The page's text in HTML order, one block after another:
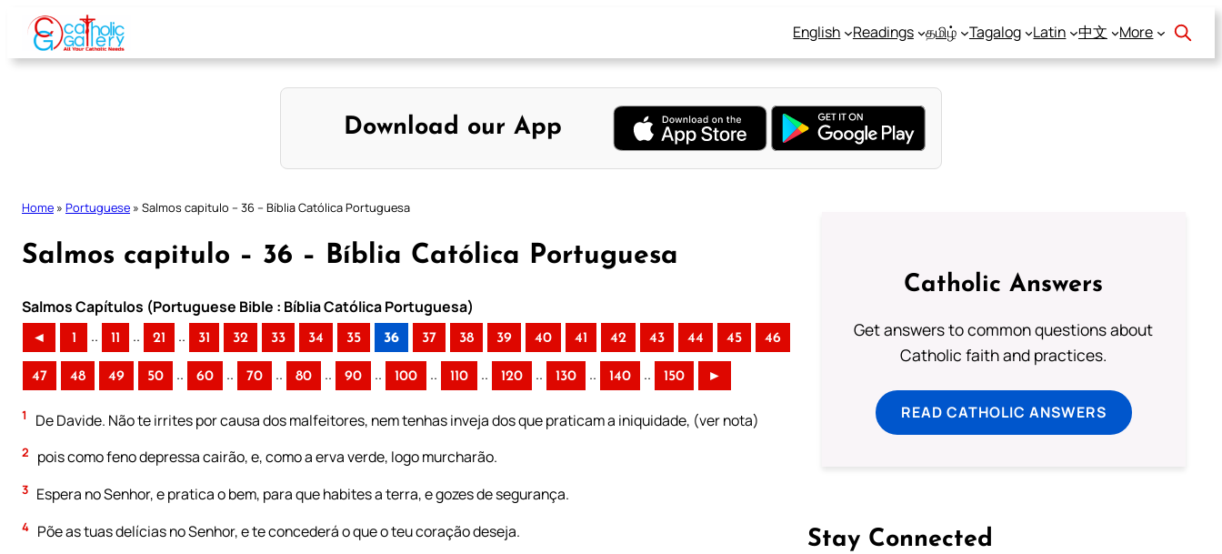
Skip
content
English Readings தமிழ் Tagalog Latin 中文 More
Download our App
Home » Portuguese » Salmos capitulo – 36 – Bíblia Católica Portuguesa
Salmos capitulo – 36 – Bíblia Católica Portuguesa
Salmos Capítulos (Portuguese Bible : Bíblia Católica Portuguesa)
◄ 1 .. 11 .. 21 .. 31 32 33 34 35 36 37 38 39 40 41 42 43 44 45 46
47 48 49 50 .. 60 .. 70 .. 80 .. 90 .. 100 .. 110 .. 120 .. 130 .. 140 .. 150 ►
1 De Davide. Não te irrites por causa dos malfeitores, nem tenhas inveja dos que praticam a iniquidade, (ver nota)
2 pois como feno depressa cairão, e, como a erva verde, logo murcharão.
3 Espera no Senhor, e pratica o bem, para que habites a terra, e gozes de segurança.
4 Põe as tuas delícias no Senhor, e te concederá o que o teu coração deseja.
Catholic Answers
Get answers to common questions about
Catholic faith and practices.
READ CATHOLIC ANSWERS
Stay Connected